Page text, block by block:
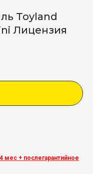
Toyland
Лицензия
мес + послегарантийное